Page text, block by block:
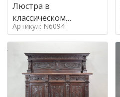
Люстра в
классическом
итальянском стиле на
10 ламп. в стиле
Артикул: N6094